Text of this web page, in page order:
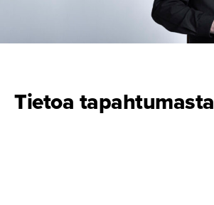
Tietoa tapahtumasta